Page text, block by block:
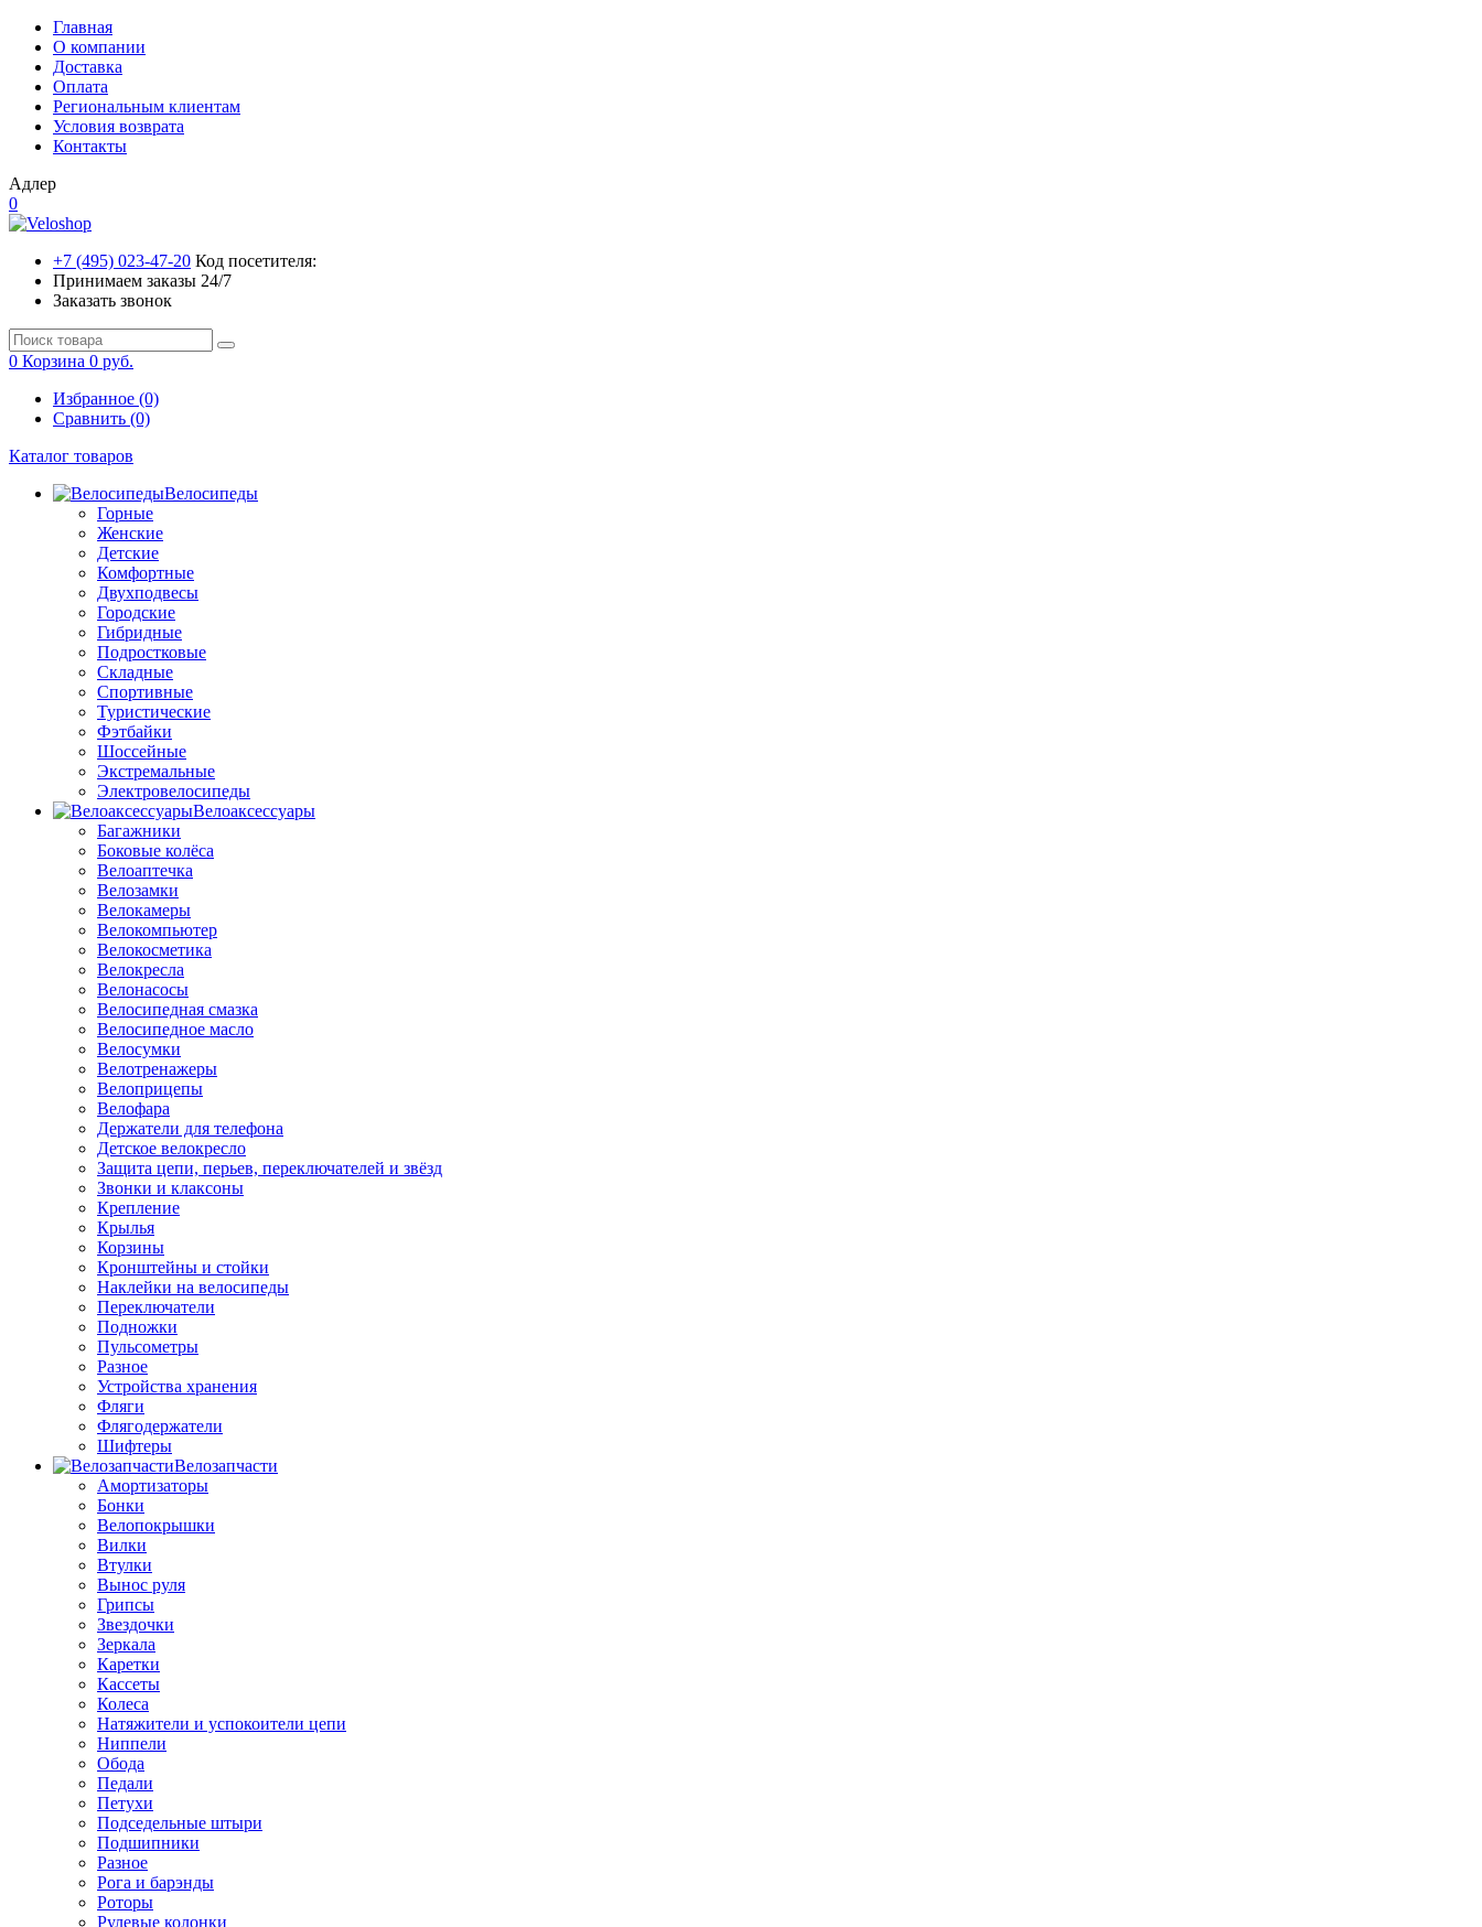
Главная
О компании
Доставка
Оплата
Региональным клиентам
Условия возврата
Контакты
Адлер
0
+7 (495) 023-47-20 Код посетителя:
Принимаем заказы 24/7
Заказать звонок
0 Корзина 0 руб.
Избранное (0)
Сравнить (0)
Каталог товаров
Велосипеды
Горные
Женские
Детские
Комфортные
Двухподвесы
Городские
Гибридные
Подростковые
Складные
Спортивные
Туристические
Фэтбайки
Шоссейные
Экстремальные
Электровелосипеды
Велоаксессуары
Багажники
Боковые колёса
Велоаптечка
Велозамки
Велокамеры
Велокомпьютер
Велокосметика
Велокресла
Велонасосы
Велосипедная смазка
Велосипедное масло
Велосумки
Велотренажеры
Велоприцепы
Велофара
Держатели для телефона
Детское велокресло
Защита цепи, перьев, переключателей и звёзд
Звонки и клаксоны
Крепление
Крылья
Корзины
Кронштейны и стойки
Наклейки на велосипеды
Переключатели
Подножки
Пульсометры
Разное
Устройства хранения
Фляги
Флягодержатели
Шифтеры
Велозапчасти
Амортизаторы
Бонки
Велопокрышки
Вилки
Втулки
Вынос руля
Грипсы
Звездочки
Зеркала
Каретки
Кассеты
Колеса
Натяжители и успокоители цепи
Ниппели
Обода
Педали
Петухи
Подседельные штыри
Подшипники
Разное
Рога и барэнды
Роторы
Рулевые колонки